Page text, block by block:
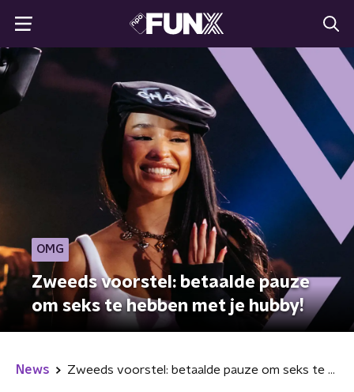
OMG
Zweeds voorstel: betaalde pauze
om seks te hebben met je hubby!
News Zweeds voorstel: betaalde pauze om seks te hebben met je hubby!